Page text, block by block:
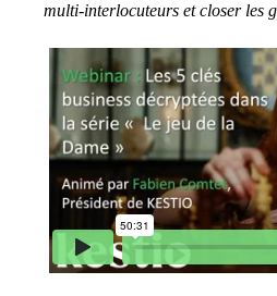
multi-interlocuteurs et closer les